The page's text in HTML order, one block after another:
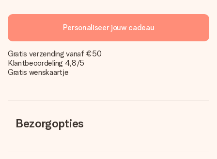
Personaliseer jouw cadeau
Gratis verzending vanaf €50
Klantbeoordeling 4,8/5
Gratis wenskaartje
Bezorgopties